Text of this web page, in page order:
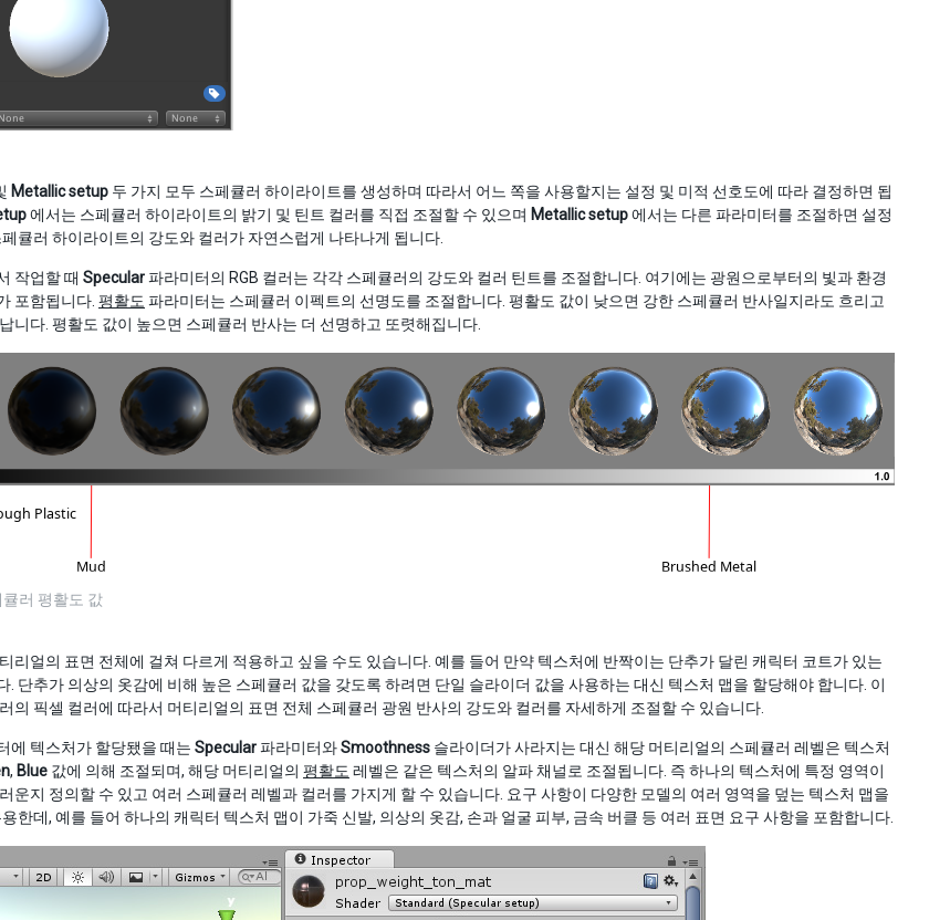
Metallic setup 두 가지 모두 스페큘러 하이라이트를 생성하며 따라서 어느 쪽을 사용할지는 설정 및 미적 선호도에 따라 결정하면 됩
에서는 스페큘러 하이라이트의 밝기 및 틴트 컬러를 직접 조절할 수 있으며 Metallic setup에서는 다른 파라미터를 조절하면 설정
큘러 하이라이트의 강도와 컬러가 자연스럽게 나타나게 됩니다.
작업할 때 Specular파라미터의 RGB 컬러는 각각 스페큘러의 강도와 컬러 틴트를 조절합니다. 여기에는 광원으로부터의 빛과 환경
포함됩니다. 평활도 파라미터는 스페큘러 이펙트의 선명도를 조절합니다. 평활도 값이 낮으면 강한 스페큘러 반사일지라도 흐리고
니다. 평활도 값이 높으면 스페큘러 반사는 더 선명하고 또렷해집니다.
러 평활도 값
리얼의 표면 전체에 걸쳐 다르게 적용하고 싶을 수도 있습니다. 예를 들어 만약 텍스처에 반짝이는 단추가 달린 캐릭터 코트가 있는
. 단추가 의상의 옷감에 비해 높은 스페큘러 값을 갖도록 하려면 단일 슬라이더 값을 사용하는 대신 텍스처 맵을 할당해야 합니다. 이
의 픽셀 컬러에 따라서 머티리얼의 표면 전체 스페큘러 광원 반사의 강도와 컬러를 자세하게 조절할 수 있습니다.
에 텍스처가 할당됐을 때는 Specular파라미터와Smoothness 슬라이더가 사라지는 대신 해당 머티리얼의 스페큘러 레벨은 텍스처
, Blue 값에 의해 조절되며, 해당 머티리얼의 평활도 레벨은 같은 텍스처의 알파 채널로 조절됩니다. 즉 하나의 텍스처에 특정 영역이
운지 정의할 수 있고 여러 스페큘러 레벨과 컬러를 가지게 할 수 있습니다. 요구 사항이 다양한 모델의 여러 영역을 덮는 텍스처 맵을
한데, 예를 들어 하나의 캐릭터 텍스처 맵이 가죽 신발, 의상의 옷감, 손과 얼굴 피부, 금속 버클 등 여러 표면 요구 사항을 포함합니다.